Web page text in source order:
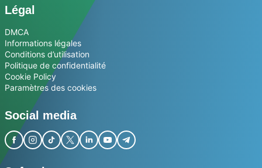
Légal
DMCA
Informations légales
Conditions d’utilisation
Politique de confidentialité
Cookie Policy
Paramètres des cookies
Social media